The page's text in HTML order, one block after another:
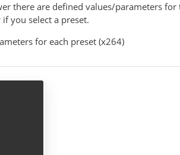
there are defined values/parameters
you select a preset.
for each preset (x264)